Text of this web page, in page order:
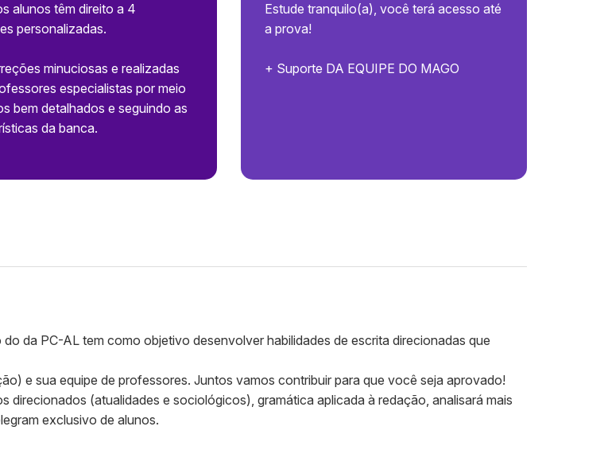
alunos têm direito a 4
personalizadas.
minuciosas e realizadas
especialistas por meio
bem detalhados e seguindo as
da banca.
Estude tranquilo(a), você terá acesso até
a prova!
+ Suporte DA EQUIPE DO MAGO
da PC-AL tem como objetivo desenvolver habilidades de escrita direcionadas que
e sua equipe de professores. Juntos vamos contribuir para que você seja aprovado!
(atualidades e sociológicos), gramática aplicada à redação, analisará mais
exclusivo de alunos.